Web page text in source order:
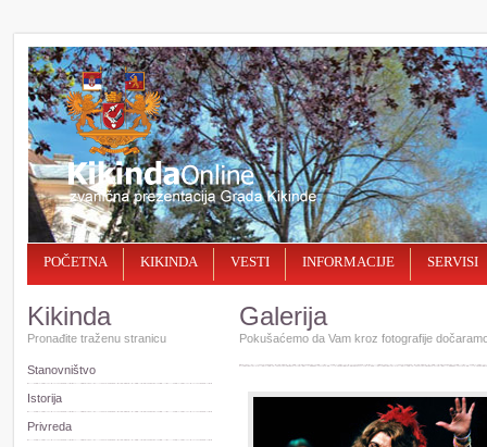
POČETNA KIKINDA VESTI INFORMACIJE SERVISI
Kikinda
Pronađite traženu stranicu
Stanovništvo
Istorija
Privreda
Galerija
Pokušaćemo da Vam kroz fotografije